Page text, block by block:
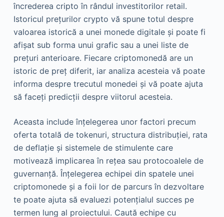
încrederea cripto în rândul investitorilor retail.
Istoricul prețurilor crypto vă spune totul despre
valoarea istorică a unei monede digitale și poate fi
afișat sub forma unui grafic sau a unei liste de
prețuri anterioare. Fiecare criptomonedă are un
istoric de preț diferit, iar analiza acesteia vă poate
informa despre trecutul monedei și vă poate ajuta
să faceți predicții despre viitorul acesteia.
Aceasta include înțelegerea unor factori precum
oferta totală de tokenuri, structura distribuției, rata
de deflație și sistemele de stimulente care
motivează implicarea în rețea sau protocoalele de
guvernanță. Înțelegerea echipei din spatele unei
criptomonede și a foii lor de parcurs în dezvoltare
te poate ajuta să evaluezi potențialul succes pe
termen lung al proiectului. Caută echipe cu